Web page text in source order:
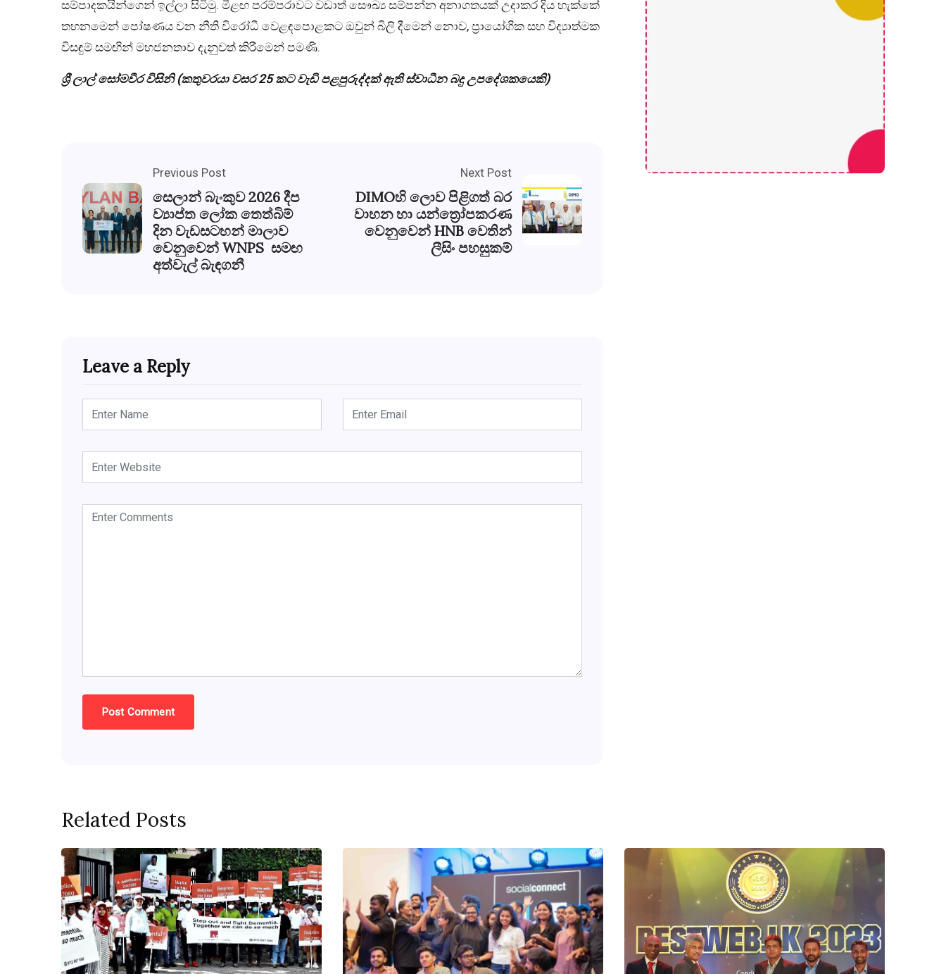
සම්පාදකයින්ගෙන් ඉල්ලා සිටිමු. මීළඟ පරම්පරාවට වඩාත් සෞඛ්‍ය සම්පන්න අනාගතයක් උදාකර දිය හැක්කේ
තහනමෙන් පෝෂණය වන නීති විරෝධී වෙළඳපොළකට ඔවුන් බිලි දීමෙන් නොව, ප්‍රායෝගික සහ විද්‍යාත්මක
විසඳුම් සමඟින් මහජනතාව දැනුවත් කිරීමෙන් පමණි.
ශ්‍රී ලාල් සෝමවීර විසිනි (කතුවරයා වසර 25 කට වැඩි පළපුරුද්දක් ඇති ස්වාධීන බදු උපදේශකයෙකි)
Previous Post
සෙලාන් බැංකුව 2026 දීප
ව්‍යාප්ත ලෝක තෙත්බිම්
දින වැඩසටහන් මාලාව
වෙනුවෙන් WNPS සමඟ
අත්වැල් බැඳගනී
Next Post
DIMOහි ලොව පිළිගත් බර
වාහන හා යන්ත්‍රෝපකරණ
වෙනුවෙන් HNB වෙතින්
ලීසිං පහසුකම්
Leave a Reply
Related Posts